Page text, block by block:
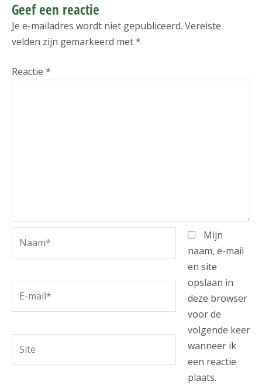
Geef een reactie
Je e-mailadres wordt niet gepubliceerd. Vereiste
velden zijn gemarkeerd met*
Reactie *
mail*
Mijn
naam, e-mail
en site
opslaan in
deze browser
voor de
volgende keer
wanneer ik
een reactie
plaats.